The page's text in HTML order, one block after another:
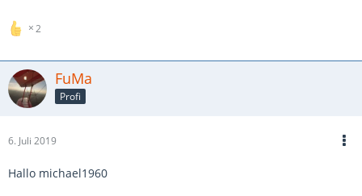
2
FuMa
Profi
6. Juli 2019
Hallo michael1960